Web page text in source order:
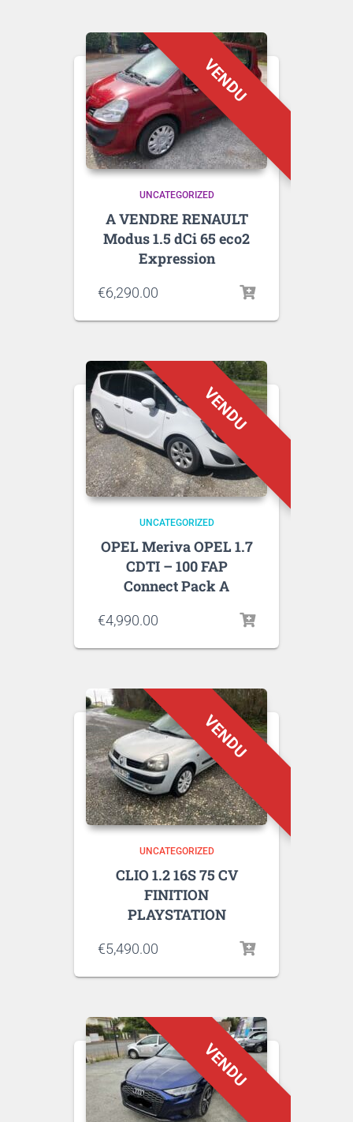
UNCATEGORIZED
A VENDRE RENAULT
Modus 1.5 dCi 65 eco2
Expression
€6,290.00
UNCATEGORIZED
OPEL Meriva OPEL 1.7
CDTI – 100 FAP
Connect Pack A
€4,990.00
UNCATEGORIZED
CLIO 1.2 16S 75 CV
FINITION
PLAYSTATION
€5,490.00